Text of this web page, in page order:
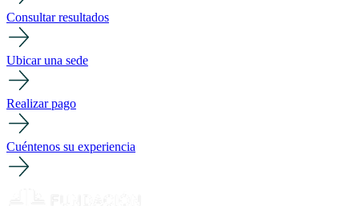
Consultar resultados
Ubicar una sede
Realizar pago
Cuéntenos su experiencia